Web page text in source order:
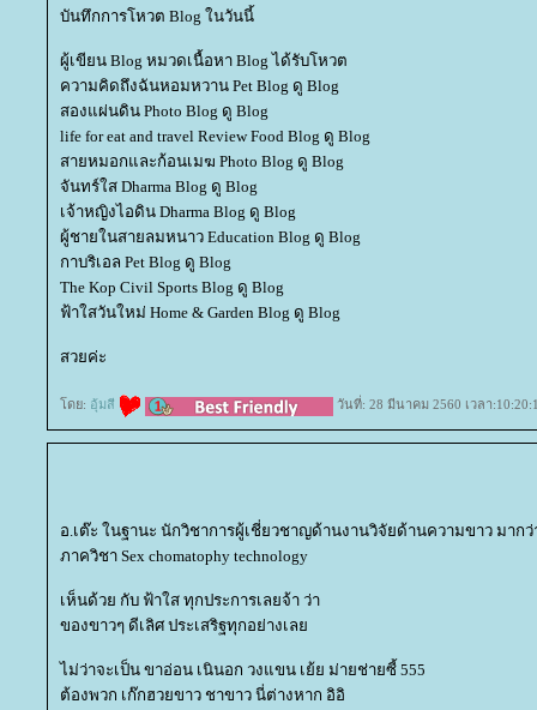
บันทึกการโหวต Blog ในวันนี้
ผู้เขียน Blog หมวดเนื้อหา Blog ได้รับโหวต
ความคิดถึงฉันหอมหวาน Pet Blog ดู Blog
สองแผ่นดิน Photo Blog ดู Blog
life for eat and travel Review Food Blog ดู Blog
สายหมอกและก้อนเมฆ Photo Blog ดู Blog
จันทร์ใส Dharma Blog ดู Blog
เจ้าหญิงไอดิน Dharma Blog ดู Blog
ผู้ชายในสายลมหนาว Education Blog ดู Blog
กาบริเอล Pet Blog ดู Blog
The Kop Civil Sports Blog ดู Blog
ฟ้าใสวันใหม่ Home & Garden Blog ดู Blog
สวยค่ะ
ดย: อุ้มสี วันที่: 28 มีนาคม 2560 เวลา
อ.เต๊ะ ในฐานะ นักวิชาการผู้เชี่ยวชาญด้านงานวิจัยด้านความขาว มาก
ภาควิชา Sex chomatophy technology
เห็นด้วย กับ ฟ้าใส ทุกประการเลยจ้า ว่า
ของขาวๆ ดีเลิศ ประเสริฐทุกอย่างเล
ไม่ว่าจะเป็น ขาอ่อน เนินอก วงแขน เย้ย ม่ายช่ายซี้ 555
ต้องพวก เก๊กฮวยขาว ชาขาว นี่ต่างหาก อิอิ